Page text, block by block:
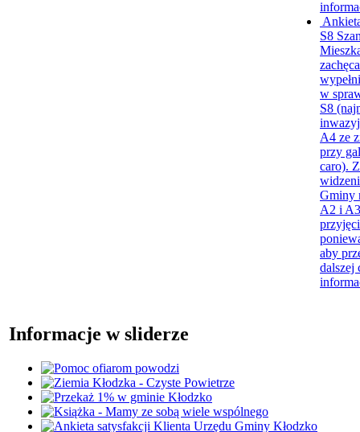
S8
w
S8
A4 ze
przy
caro).
Gminy
A2 i
aby
dalszej
Informacje w sliderze